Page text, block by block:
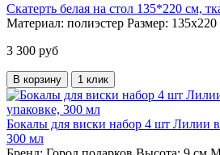
Скатерть белая на стол 135*220 см,
Материал: полиэстер Размер: 135х220
3 300 руб
В корзину 1 клик
Бокалы для виски набор 4 шт Лилии
300 мл